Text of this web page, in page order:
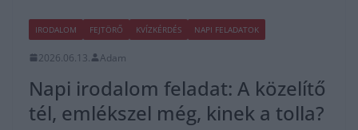
IRODALOM FEJTÖRŐ KVÍZKÉRDÉS NAPI FELADATOK
2026.06.13. Adam
Napi irodalom feladat: A közelítő
tél, emlékszel még, kinek a tolla?